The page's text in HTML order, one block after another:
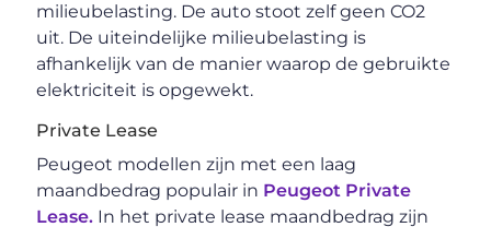
milieubelasting. De auto stoot zelf geen CO2
uit. De uiteindelijke milieubelasting is
afhankelijk van de manier waarop de gebruikte
elektriciteit is opgewekt.
Private Lease
Peugeot modellen zijn met een laag
maandbedrag populair in Peugeot Private
Lease. In het private lease maandbedrag zijn